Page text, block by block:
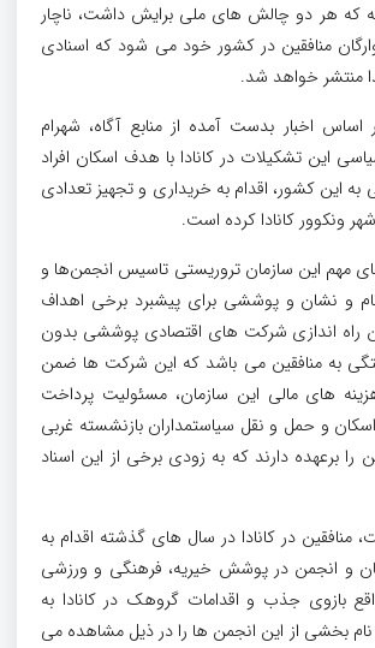
که هر دو چالش های ملی برایش داشت، ناچار
منافقین در کشور خود می شود که اسنادی
منتشر خواهد شد.
اساس اخبار بدست آمده از منابع آگاه، شهرام
این تشکیلات در کانادا با هدف اسکان افراد
به این کشور، اقدام به خریداری و تجهیز تعدادی
ونکوور کانادا کرده است.
مهم این سازمان تروریستی تاسیس انجمن‌ها و
و نشان و پوششی برای پیشبرد برخی اهداف
راه اندازی شرکت های اقتصادی پوششی بدون
به منافقین می باشد که این شرکت ها ضمن
های مالی این سازمان، مسئولیت پرداخت
و حمل و نقل سیاستمداران بازنشسته غربی
را برعهده دارند که به زودی برخی از این اسناد
در کانادا در سال های گذشته اقدام به
و انجمن در پوشش خیریه، فرهنگی و ورزشی
بازوی جذب و اقدامات گروهک در کانادا به
بخشی از این انجمن ها را در ذیل مشاهده می